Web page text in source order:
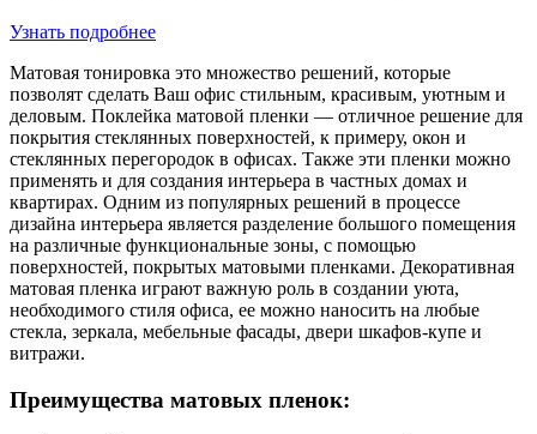
Узнать подробнее
Матовая тонировка это множество решений, которые
позволят сделать Ваш офис стильным, красивым, уютным и
деловым. Поклейка матовой пленки — отличное решение для
покрытия стеклянных поверхностей, к примеру, окон и
стеклянных перегородок в офисах. Также эти пленки можно
применять и для создания интерьера в частных домах и
квартирах. Одним из популярных решений в процессе
дизайна интерьера является разделение большого помещения
на различные функциональные зоны, с помощью
поверхностей, покрытых матовыми пленками. Декоративная
матовая пленка играют важную роль в создании уюта,
необходимого стиля офиса, ее можно наносить на любые
стекла, зеркала, мебельные фасады, двери шкафов-купе и
витражи.
Преимущества матовых пленок: